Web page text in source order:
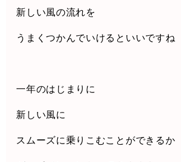
新しい風の流れを
うまくつかんでいけるといいですね
一年のはじまりに
新しい風に
スムーズに乗りこむことができるか